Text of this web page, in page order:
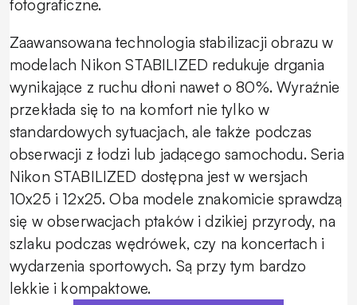
fotograficzne.
Zaawansowana technologia stabilizacji obrazu w
modelach Nikon STABILIZED redukuje drgania
wynikające z ruchu dłoni nawet o 80%. Wyraźnie
przekłada się to na komfort nie tylko w
standardowych sytuacjach, ale także podczas
obserwacji z łodzi lub jadącego samochodu. Seria
Nikon STABILIZED dostępna jest w wersjach
10x25 i 12x25. Oba modele znakomicie sprawdzą
się w obserwacjach ptaków i dzikiej przyrody, na
szlaku podczas wędrówek, czy na koncertach i
wydarzenia sportowych. Są przy tym bardzo
lekkie i kompaktowe.